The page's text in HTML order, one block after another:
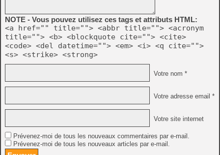
NOTE - Vous pouvez utilisez ces tags et attributs HTML:
<a href="" title=""> <abbr title=""> <acronym
title=""> <b> <blockquote cite=""> <cite>
<code> <del datetime=""> <em> <i> <q cite="">
<s> <strike> <strong>
Votre nom *
Votre adresse email *
Votre site internet
Prévenez-moi de tous les nouveaux commentaires par e-mail.
Prévenez-moi de tous les nouveaux articles par e-mail.